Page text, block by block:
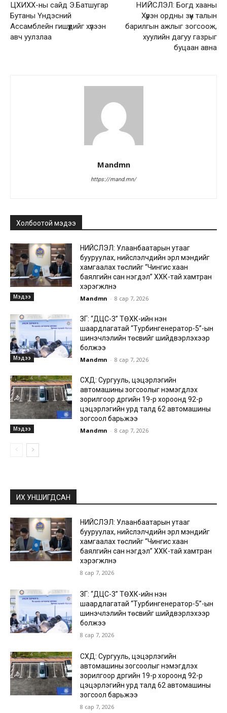
ЦХИХХ-ны сайд Э.Батшугар
Бутаны Үндэсний
Ассамблейн гишүүдийг хүлээн
авч уулзлаа
НИЙСЛЭЛ: Богд хааны
Хүрэн ордны зүүн талын
барилгын ажлыг зогсоож,
хуулийн дагуу газрыг
буцаан авна
Mandmn
https://mand.mn/
Холбоотой мэдээ
Мэдээ
НИЙСЛЭЛ: Улаанбаатарын утааг
бууруулах, нийслэлчүүдийн эрүүл мэндийг
хамгаалах төслийг “Чингис хаан
баялгийн сан нэгдэл” ХХК-тай хамтран
хэрэгжүүлнэ
Mandmn - 8 сар 7, 2026
Мэдээ
ЗГ: “ДЦС-3” ТӨХК-ийн нэн
шаардлагатай “Турбингенератор-5”-ын
шинэчлэлийн төсвийг шийдвэрлэхээр
болжээ
Mandmn - 8 сар 7, 2026
Мэдээ
СХД: Сургууль, цэцэрлэгийн
автомашины зогсоолыг нэмэгдүүлэх
зорилгоор дүүргийн 19-р хороонд 92-р
цэцэрлэгийн урд талд 62 автомашины
зогсоол барьжээ
Mandmn - 8 сар 7, 2026
ИХ УНШИГДСАН
НИЙСЛЭЛ: Улаанбаатарын утааг
бууруулах, нийслэлчүүдийн эрүүл мэндийг
хамгаалах төслийг “Чингис хаан
баялгийн сан нэгдэл” ХХК-тай хамтран
хэрэгжүүлнэ
8 сар 7, 2026
ЗГ: “ДЦС-3” ТӨХК-ийн нэн
шаардлагатай “Турбингенератор-5”-ын
шинэчлэлийн төсвийг шийдвэрлэхээр
болжээ
8 сар 7, 2026
СХД: Сургууль, цэцэрлэгийн
автомашины зогсоолыг нэмэгдүүлэх
зорилгоор дүүргийн 19-р хороонд 92-р
цэцэрлэгийн урд талд 62 автомашины
зогсоол барьжээ
8 сар 7, 2026